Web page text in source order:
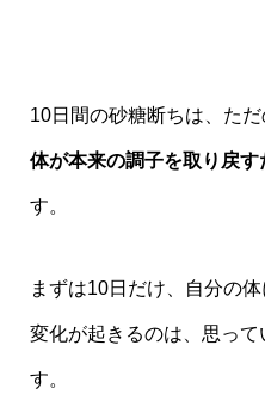
10日間の砂糖断ちは、ただ
体が本来の調子を取り戻す
す。
まずは10日だけ、自分の
変化が起きるのは、思っ
す。